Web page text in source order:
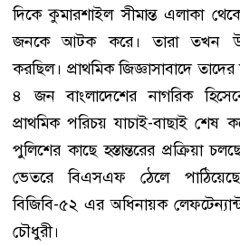
দিকে কুমারশাইল সীমান্ত এলাকা
জনকে আটক করে। তারা তখন
করছিল। প্রাথমিক জিজ্ঞাসাবাদে
৪ জন বাংলাদেশের নাগরিক
প্রাথমিক পরিচয় যাচাই-বাছাই শেষ
পুলিশের কাছে হস্তান্তরের প্রক্রিয়া
ভেতরে বিএসএফ ঠেলে
বিজিবি-৫২ এর অধিনায়ক
চৌধুরী।